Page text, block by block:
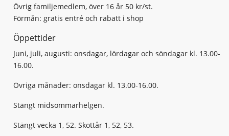
Övrig familjemedlem, över 16 år 50 kr/st.
Förmån: gratis entré och rabatt i shop
Öppettider
Juni, juli, augusti: onsdagar, lördagar och söndagar kl. 13.00-
16.00.
Övriga månader: onsdagar kl. 13.00-16.00.
Stängt midsommarhelgen.
Stängt vecka 1, 52. Skottår 1, 52, 53.